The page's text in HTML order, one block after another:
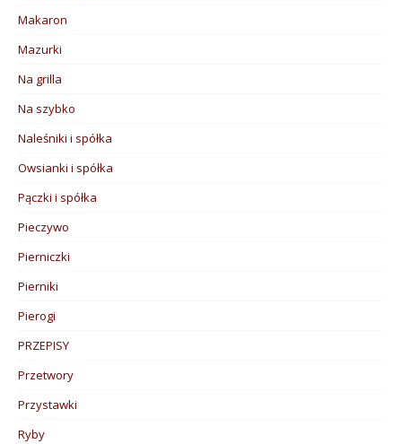
Makaron
Mazurki
Na grilla
Na szybko
Naleśniki i spółka
Owsianki i spółka
Pączki i spółka
Pieczywo
Pierniczki
Pierniki
Pierogi
PRZEPISY
Przetwory
Przystawki
Ryby